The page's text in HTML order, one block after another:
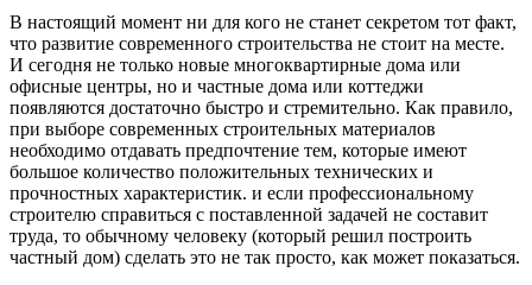
В настоящий момент ни для кого не станет секретом тот факт,
что развитие современного строительства не стоит на месте.
И сегодня не только новые многоквартирные дома или
офисные центры, но и частные дома или коттеджи
появляются достаточно быстро и стремительно. Как правило,
при выборе современных строительных материалов
необходимо отдавать предпочтение тем, которые имеют
большое количество положительных технических и
прочностных характеристик. и если профессиональному
строителю справиться с поставленной задачей не составит
труда, то обычному человеку (который решил построить
частный дом) сделать это не так просто, как может показаться.